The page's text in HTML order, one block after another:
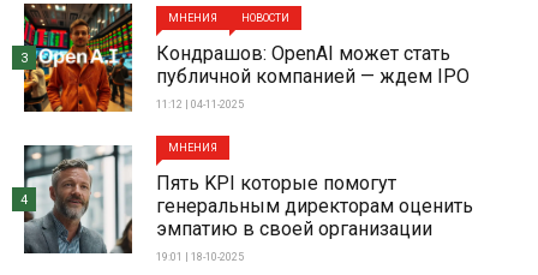
МНЕНИЯ НОВОСТИ
Кондрашов: OpenAI может стать
публичной компанией — ждем IPO
11:12 | 04-11-2025
3
МНЕНИЯ
Пять KPI которые помогут
генеральным директорам оценить
эмпатию в своей организации
19:01 | 18-10-2025
4